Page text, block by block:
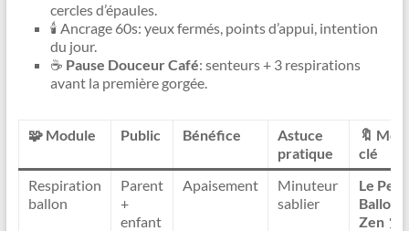
cercles d’épaules.
🕯️ Ancrage 60s: yeux fermés, points d’appui, intention
du jour.
☕ Pause Douceur Café: senteurs + 3 respirations
avant la première gorgée.
🧩 Module Public Bénéfice
Astuce
pratique
🔖 Mot-
clé
Respiration
ballon
Parent
+
enfant
Apaisement
Minuteur
sablier
Le Petit
Ballon
Zen🎈